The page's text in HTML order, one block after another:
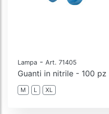
Lampa - Art. 71405
Guanti in nitrile - 100 pz
M L XL